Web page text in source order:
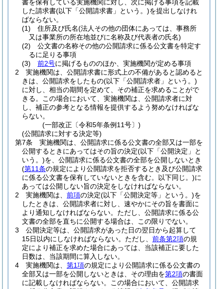
書を保有している実施機関に対し、次に掲げる事項を記載
した請求書(以下「公開請求書」という。)を提出しなけれ
ばならない。
(1)
住所及び氏名(法人その他の団体にあっては、事務所
又は事業所の所在地並びに名称及び代表者の氏名)
(2)
公文書の名称その他の公開請求に係る公文書を特定す
るに足りる事項
(3)
前2号に掲げるもののほか、実施機関が定める事項
2
実施機関は、公開請求書に形式上の不備があると認めると
きは、公開請求をしたもの(以下「公開請求者」という。)
に対し、相当の期間を定めて、その補正を求めることがで
きる。
この場合において、実施機関は、公開請求者に対
し、補正の参考となる情報を提供するよう努めなければな
らない。
(一部改正〔令和5年条例11号〕)
(公開請求に対する決定等)
第7条
実施機関は、公開請求に係る公文書の全部又は一部を
公開するときにあってはその旨の決定(以下「公開決定」と
いう。)を、公開請求に係る公文書の全部を公開しないとき
(第11条の規定により公開請求を拒否するとき及び公開請求
に係る公文書を保有していないときを含む。以下同じ。)に
あっては公開しない旨の決定をしなければならない。
2
実施機関は、 前項の決定(以下「公開決定等」という。)を
したときは、公開請求者に対し、速やかにその旨を書面に
より通知しなければならない。 ただし、公開請求に係る公
文書の全部を直ちに公開する場合は、この限りでない。
3
公開決定等は、公開請求があった日の翌日から起算して
15日以内にしなければならない。 ただし、 前条第2項の規
定により補正を求めた場合にあっては、当該補正に要した
日数は、当該期間に算入しない。
4
実施機関は、 第1項の規定により公開請求に係る公文書の
全部又は一部を公開しないときは、その理由を第2項の書面
に記載しなければならない。
この場合において、公開請求